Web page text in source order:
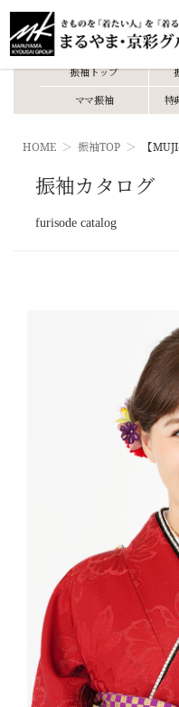
振袖トップ
ママ振袖 特
HOME 振袖TOP 【
振袖カタログ
furisode catalog